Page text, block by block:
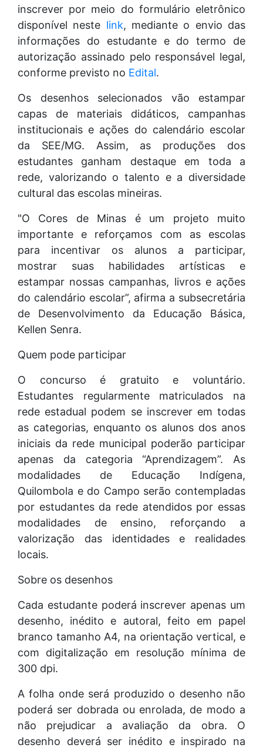
inscrever por meio do formulário eletrônico
disponível neste link, mediante o envio das
informações do estudante e do termo de
autorização assinado pelo responsável legal,
conforme previsto no Edital.
Os desenhos selecionados vão estampar
capas de materiais didáticos, campanhas
institucionais e ações do calendário escolar
da SEE/MG. Assim, as produções dos
estudantes ganham destaque em toda a
rede, valorizando o talento e a diversidade
cultural das escolas mineiras.
"O Cores de Minas é um projeto muito
importante e reforçamos com as escolas
para incentivar os alunos a participar,
mostrar suas habilidades artísticas e
estampar nossas campanhas, livros e ações
do calendário escolar”, afirma a subsecretária
de Desenvolvimento da Educação Básica,
Kellen Senra.
Quem pode participar
O concurso é gratuito e voluntário.
Estudantes regularmente matriculados na
rede estadual podem se inscrever em todas
as categorias, enquanto os alunos dos anos
iniciais da rede municipal poderão participar
apenas da categoria “Aprendizagem”. As
modalidades de Educação Indígena,
Quilombola e do Campo serão contempladas
por estudantes da rede atendidos por essas
modalidades de ensino, reforçando a
valorização das identidades e realidades
locais.
Sobre os desenhos
Cada estudante poderá inscrever apenas um
desenho, inédito e autoral, feito em papel
branco tamanho A4, na orientação vertical, e
com digitalização em resolução mínima de
300 dpi.
A folha onde será produzido o desenho não
poderá ser dobrada ou enrolada, de modo a
não prejudicar a avaliação da obra. O
desenho deverá ser inédito e inspirado na